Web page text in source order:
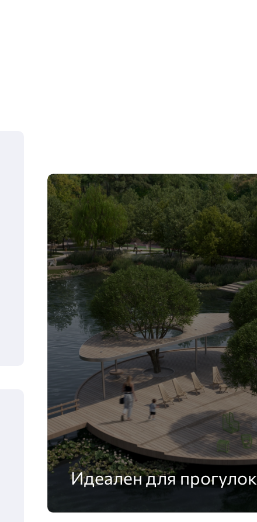
Идеален для прогулок